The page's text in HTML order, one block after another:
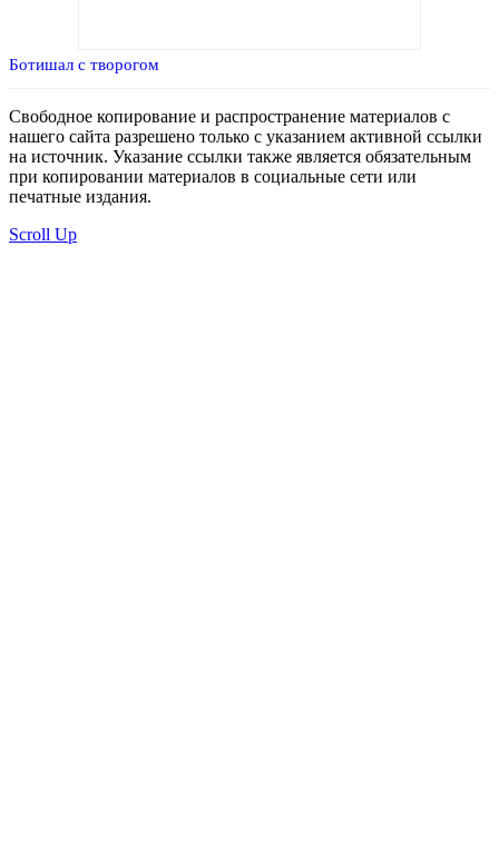
Ботишал с творогом
Свободное копирование и распространение материалов с
нашего сайта разрешено только с указанием активной ссылки
на источник. Указание ссылки также является обязательным
при копировании материалов в социальные сети или
печатные издания.
Scroll Up